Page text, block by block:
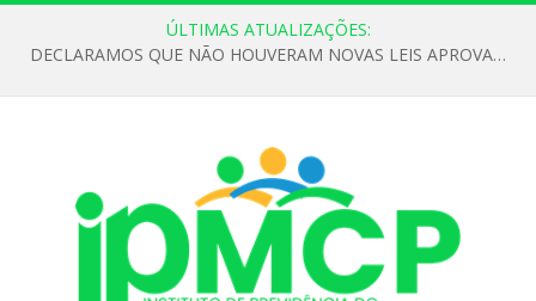
ÚLTIMAS ATUALIZAÇÕES:
DECLARAMOS QUE NÃO HOUVERAM NOVAS LEIS APROVADAS ATÉ O MOMENTO PARA O INSTITUTO DE PREVIDÊNCIA NO ANO DE 2026